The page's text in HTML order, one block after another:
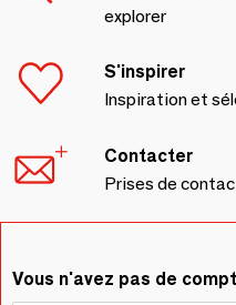
explorer
S'inspirer
Inspiration et
Contacter
Prises de
Vous n'avez pas de